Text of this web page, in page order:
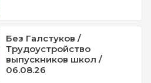
Без Галстуков /
Трудоустройство
выпускников школ /
06.08.26